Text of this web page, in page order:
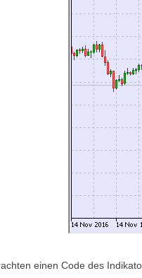
einen Code des